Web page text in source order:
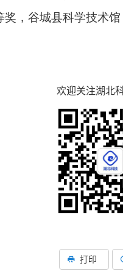
，谷城县科学技术
欢迎关注湖北
打印